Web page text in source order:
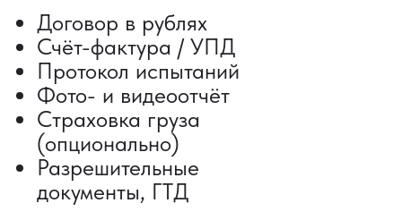
ВЫКУП ТОВАРОВ ИЗ КИТАЯ
Выкуп от 1 000 000 ₽
Выкуп с Alibaba
Доставка образцов
Получить консультацию